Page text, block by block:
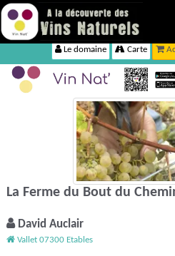
Le domaine Carte
La Ferme du Bout du
David Auclair
Vallet 07300 Etables